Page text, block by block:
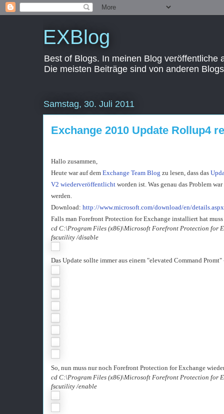
EXBlog
Best of Blogs. In meinen Blog
Die meisten Beiträge sind von anderen
Samstag, 30. Juli 2011
Exchange 2010 Update Rollup4
Hallo zusammen,
Heute war auf dem Exchange Team Blog zu lesen, dass das
V2 wiederveröffentlicht worden ist. Was genau das Problem
werden.
Download: http://www.microsoft.com/download/en/
Falls man Forefront Protection for Exchange installiert hat
cd C:\Program Files (x86)\Microsoft Forefront Protection for
fscutility /disable
Das Update sollte immer aus einem "elevated Command
So, nun muss nur noch Forefront Protection for Exchange
cd C:\Program Files (x86)\Microsoft Forefront Protection for
fscutility /enable